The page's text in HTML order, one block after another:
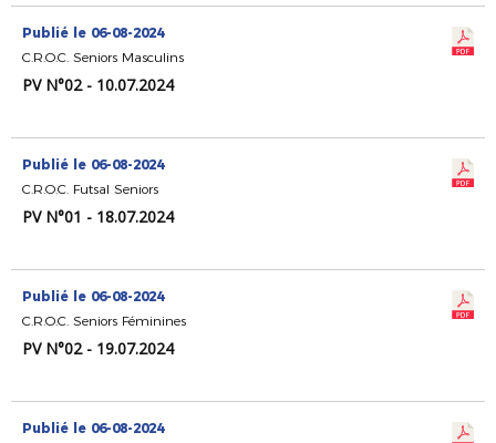
Publié le 06-08-2024
C.R.O.C. Seniors Masculins
PV N°02 - 10.07.2024
Publié le 06-08-2024
C.R.O.C. Futsal Seniors
PV N°01 - 18.07.2024
Publié le 06-08-2024
C.R.O.C. Seniors Féminines
PV N°02 - 19.07.2024
Publié le 06-08-2024